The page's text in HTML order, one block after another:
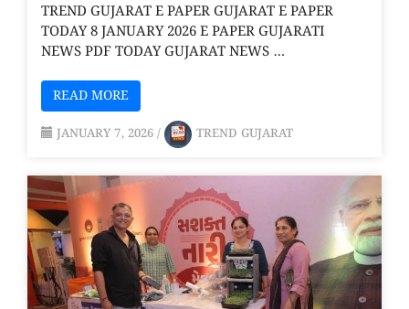
TREND GUJARAT E PAPER GUJARAT E PAPER
TODAY 8 JANUARY 2026 E PAPER GUJARATI
NEWS PDF TODAY GUJARAT NEWS …
READ MORE
JANUARY 7, 2026 / TREND GUJARAT